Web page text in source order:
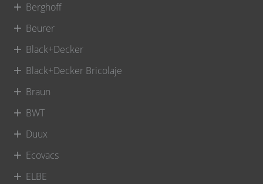
Berghoff
Beurer
Black+Decker
Black+Decker Bricolaje
Braun
BWT
Duux
Ecovacs
ELBE